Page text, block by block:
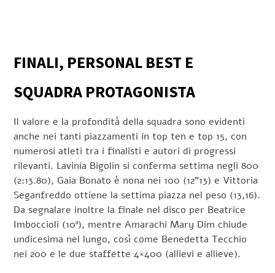
FINALI, PERSONAL BEST E
SQUADRA PROTAGONISTA
Il valore e la profondità della squadra sono evidenti
anche nei tanti piazzamenti in top ten e top 15, con
numerosi atleti tra i finalisti e autori di progressi
rilevanti. Lavinia Bigolin si conferma settima negli 800
(2:13.80), Gaia Bonato è nona nei 100 (12”13) e Vittoria
Seganfreddo ottiene la settima piazza nel peso (13,16).
Da segnalare inoltre la finale nel disco per Beatrice
Imboccioli (10ª), mentre Amarachi Mary Dim chiude
undicesima nel lungo, così come Benedetta Tecchio
nei 200 e le due staffette 4×400 (allievi e allieve).